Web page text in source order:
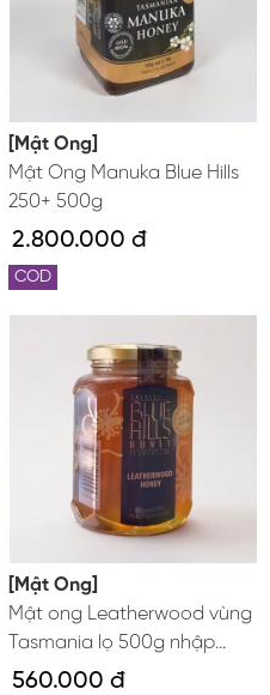
[Mật Ong]
Mật Ong Manuka Blue Hills
250+ 500g
2.800.000 đ
COD
[Mật Ong]
Mật ong Leatherwood vùng
Tasmania lọ 500g nhập
khẩu từ Úc
560.000 đ